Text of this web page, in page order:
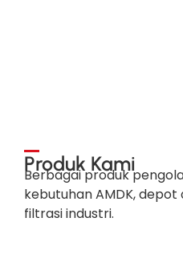
Produk Kami
Berbagai produk
kebutuhan AMDK,
filtrasi industri.